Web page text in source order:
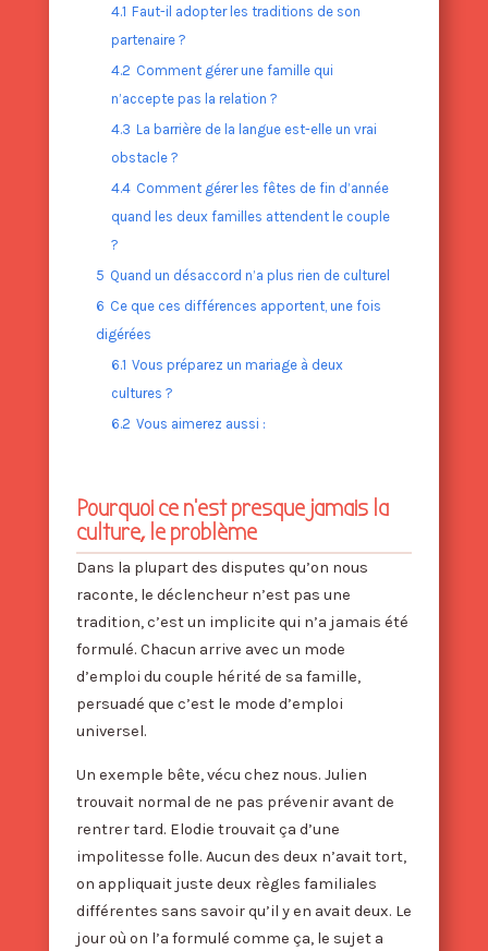
4.1 Faut-il adopter les traditions de son
partenaire ?
4.2 Comment gérer une famille qui
n’accepte pas la relation ?
4.3 La barrière de la langue est-elle un vrai
obstacle ?
4.4 Comment gérer les fêtes de fin d’année
quand les deux familles attendent le couple
?
5 Quand un désaccord n’a plus rien de culturel
6 Ce que ces différences apportent, une fois
digérées
6.1 Vous préparez un mariage à deux
cultures ?
6.2 Vous aimerez aussi :
Pourquoi ce n’est presque jamais la
culture, le problème
Dans la plupart des disputes qu’on nous
raconte, le déclencheur n’est pas une
tradition, c’est un implicite qui n’a jamais été
formulé. Chacun arrive avec un mode
d’emploi du couple hérité de sa famille,
persuadé que c’est le mode d’emploi
universel.
Un exemple bête, vécu chez nous. Julien
trouvait normal de ne pas prévenir avant de
rentrer tard. Elodie trouvait ça d’une
impolitesse folle. Aucun des deux n’avait tort,
on appliquait juste deux règles familiales
différentes sans savoir qu’il y en avait deux. Le
jour où on l’a formulé comme ça, le sujet a